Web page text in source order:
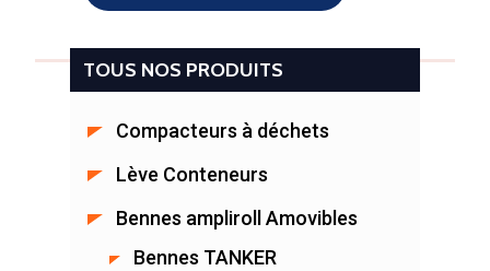
TOUS NOS PRODUITS
Compacteurs à déchets
Lève Conteneurs
Bennes ampliroll Amovibles
Bennes TANKER